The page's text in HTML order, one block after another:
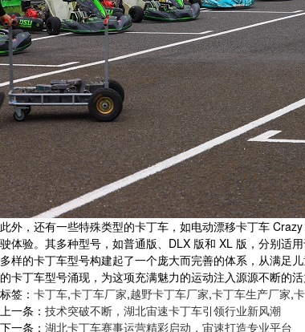
此外，还有一些特殊类型的卡丁车，如电动漂移卡丁车
驶体验。其多种型号，如普通版、DLX 版和 XL 版，分别适
多样的卡丁车型号构建起了一个庞大而完善的体系，从满足
的卡丁车型号涌现，为这项充满魅力的运动注入源源不断的
标签： 卡丁车,卡丁车厂家,越野卡丁车厂家,卡丁车生产厂家,
上一条： 技术突破不断，湖北宙速卡丁车引领行业新风潮
下一条： 湖北卡丁车赛事运营精彩启动，宙速打造专业平台